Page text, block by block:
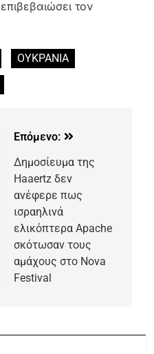
τον
ΟΥΚΡΑΝΙΑ
Επόμενο:
Δημοσίευμα της
Haaertz δεν
ανέφερε πως
ισραηλινά
ελικόπτερα Apache
σκότωσαν τους
αμάχους στο Nova
Festival